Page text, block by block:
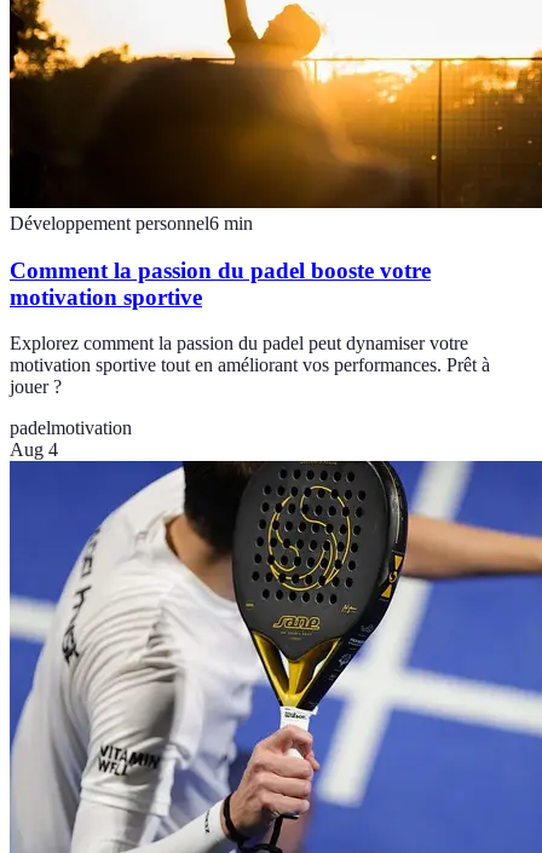
Développement personnel6 min
Comment la passion du padel booste votre
motivation sportive
Explorez comment la passion du padel peut dynamiser votre
motivation sportive tout en améliorant vos performances. Prêt à
jouer ?
padelmotivation
Aug 4